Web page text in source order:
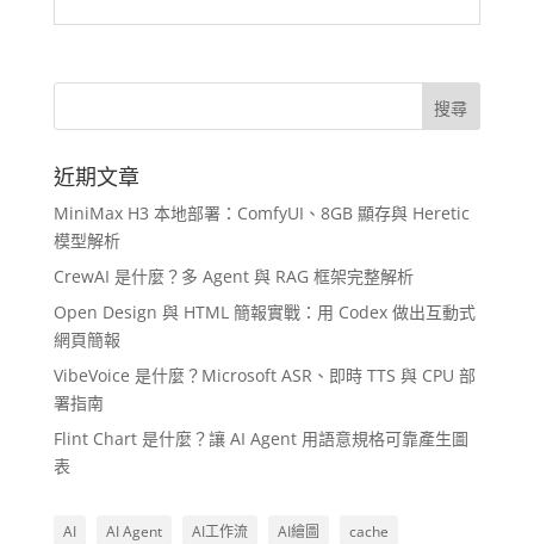
近期文章
MiniMax H3 本地部署：ComfyUI、8GB 顯存與 Heretic
模型解析
CrewAI 是什麼？多 Agent 與 RAG 框架完整解析
Open Design 與 HTML 簡報實戰：用 Codex 做出互動式
網頁簡報
VibeVoice 是什麼？Microsoft ASR、即時 TTS 與 CPU 部
署指南
Flint Chart 是什麼？讓 AI Agent 用語意規格可靠產生圖
表
AI AI Agent AI工作流 AI繪圖
cache